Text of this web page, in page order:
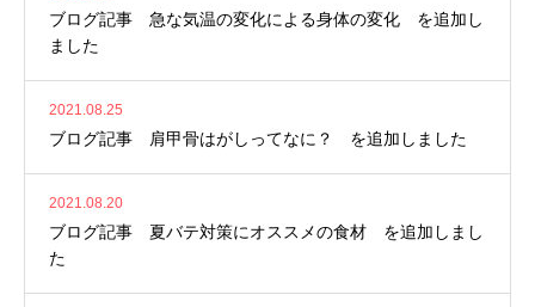
ブログ記事 急な気温の変化による身体の変化 を追加し
ました
2021.08.25
ブログ記事 肩甲骨はがしってなに？ を追加しました
2021.08.20
ブログ記事 夏バテ対策にオススメの食材 を追加しまし
た